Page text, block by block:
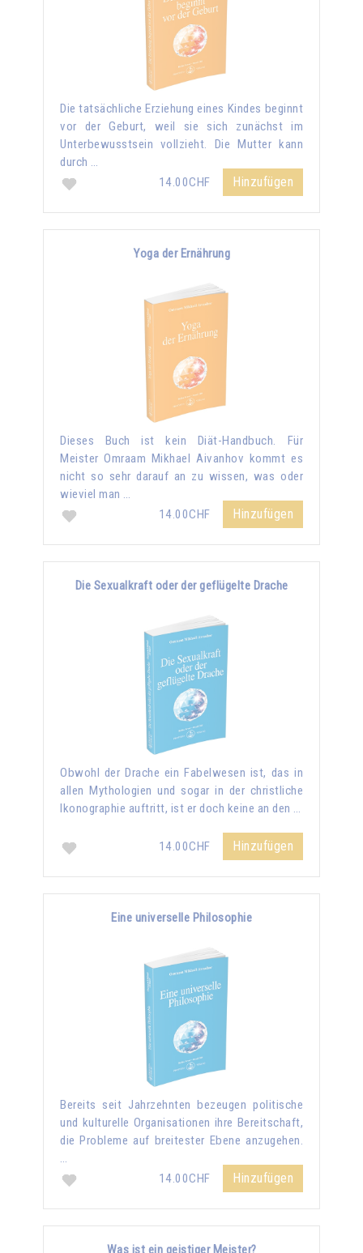
Die tatsächliche Erziehung eines Kindes beginnt
vor der Geburt, weil sie sich zunächst im
Unterbewusstsein vollzieht. Die Mutter kann
durch …
14.00CHF
Hinzufügen
Yoga der Ernährung
Dieses Buch ist kein Diät-Handbuch. Für
Meister Omraam Mikhael Aivanhov kommt es
nicht so sehr darauf an zu wissen, was oder
wieviel man …
14.00CHF
Hinzufügen
Die Sexualkraft oder der geflügelte Drache
Obwohl der Drache ein Fabelwesen ist, das in
allen Mythologien und sogar in der christliche
Ikonographie auftritt, ist er doch keine an den …
14.00CHF Hinzufügen
Eine universelle Philosophie
Bereits seit Jahrzehnten bezeugen politische
und kulturelle Organisationen ihre Bereitschaft,
die Probleme auf breitester Ebene anzugehen.
…
14.00CHF
Hinzufügen
Was ist ein geistiger Meister?